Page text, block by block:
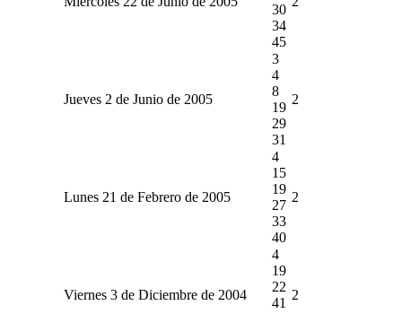
30
34
45
Jueves 2 de Junio de 2005
3
4
8
19
29
31
2
Lunes 21 de Febrero de 2005
4
15
19
27
33
40
2
Viernes 3 de Diciembre de 2004
4
19
22
41
2